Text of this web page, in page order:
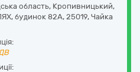
область, Кропивницький,
будинок 82А, 25019, Чайка